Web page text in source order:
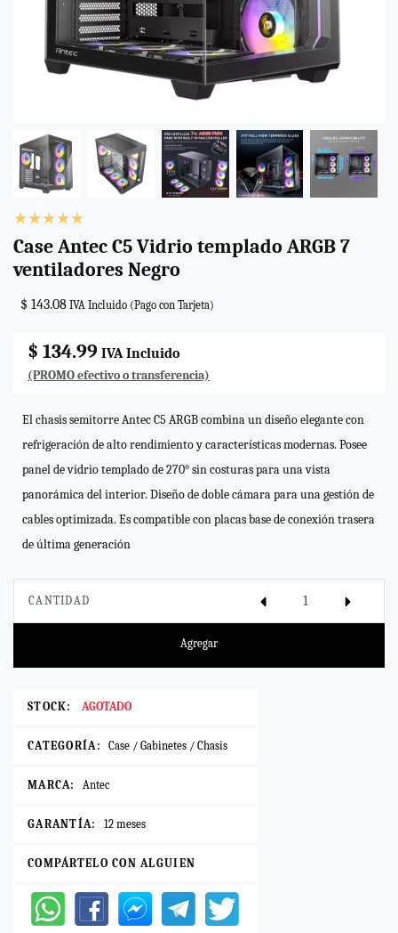
Case Antec C5 Vidrio templado ARGB 7
ventiladores Negro
$ 143.08 IVA Incluido (Pago con Tarjeta)
$ 134.99 IVA Incluido
(PROMO efectivo o transferencia)
El chasis semitorre Antec C5 ARGB combina un diseño elegante con
refrigeración de alto rendimiento y características modernas. Posee
panel de vidrio templado de 270° sin costuras para una vista
panorámica del interior. Diseño de doble cámara para una gestión de
cables optimizada. Es compatible con placas base de conexión trasera
de última generación
CANTIDAD
Agregar
STOCK: AGOTADO
CATEGORÍA: Case / Gabinetes / Chasis
MARCA: Antec
GARANTÍA: 12 meses
COMPÁRTELO CON ALGUIEN